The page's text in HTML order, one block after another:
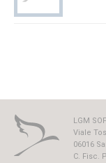
LGM
Viale
06016
C. Fisc.